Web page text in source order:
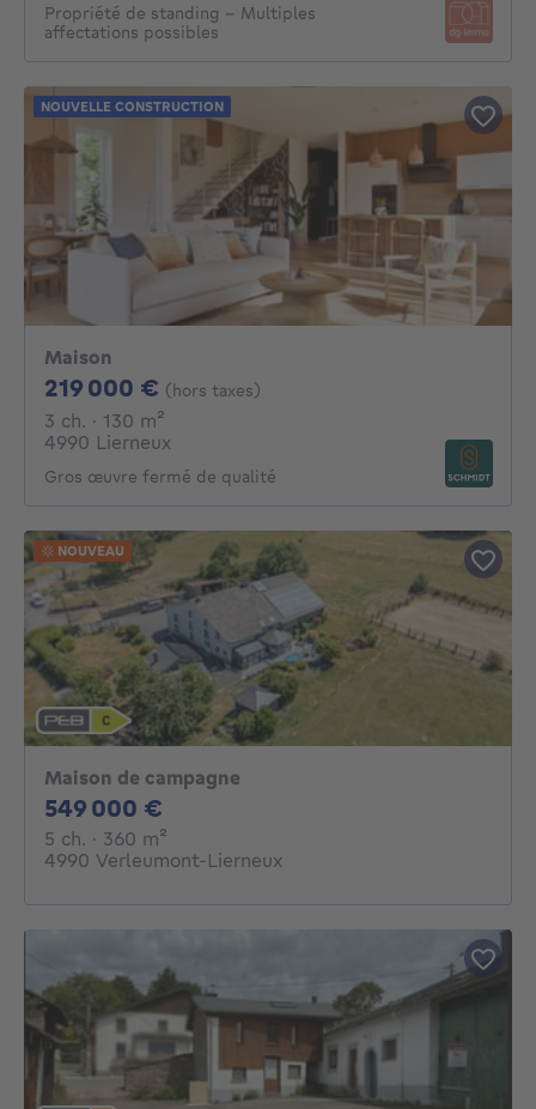
Propriété de standing - Multiples
affectations possibles
Maison
219 000 € 219000€
(hors taxes)
3 ch. 3 chambres
· 130 m²
4990 Lierneux
Gros œuvre fermé de qualité
NOUVELLE CONSTRUCTION
Maison de campagne
549 000 €
5 ch. 5 chambres
· 360 m²
4990 Verleumont-Lierneux
NOUVEAU